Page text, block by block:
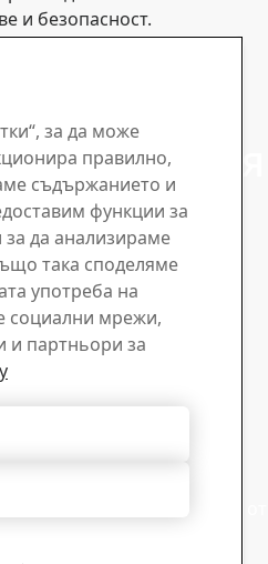
и безопасност.
в:МетричниИмперски
с нас за
напред с
и получавайте
актуализации за
истории
екип за запитвания и
за да може
правилно,
съдържанието и
функции за
да анализираме
така споделяме
употреба на
социални мрежи,
и партньори за